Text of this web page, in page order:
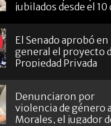
jubilados desde el 10
El Senado aprobó en
general el proyecto
Propiedad Privada
Denunciaron por
violencia de género a
Morales, el jugador